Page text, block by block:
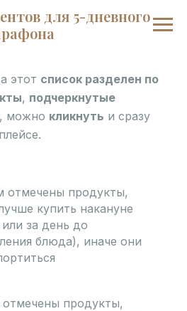
для 5-дневного
этот список разделен по
, подчеркнутые
, можно кликнуть и сразу
отмечены продукты,
купить накануне
за день до
блюда), иначе они
продукты,